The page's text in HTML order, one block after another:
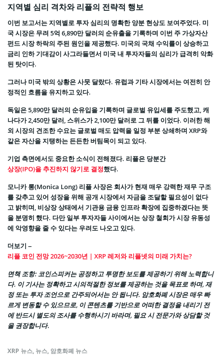
지역별 심리 격차와 리플의 전략적 행보
이번 보고서는 지역별로 투자 심리의 명확한 양분 현상도 보여주었다. 미
국 시장은 무려 5억 6,890만 달러의 순유출을 기록하며 이번 주 가상자산
펀드 시장 하락의 주된 원인을 제공했다. 미국의 국채 수익률이 상승하고
금리 인하 기대감이 사그라들면서 미국 내 투자자들의 심리가 급격히 악화
된 탓이다.
그러나 미국 밖의 상황은 사뭇 달랐다. 유럽과 기타 시장에서는 여전히 안
정적인 흐름을 유지하고 있다.
독일은 5,890만 달러의 순유입을 기록하며 글로벌 유입세를 주도했고, 캐
나다가 2,450만 달러, 스위스가 2,100만 달러로 그 뒤를 이었다. 이러한 해
외 시장의 견조한 수요는 글로벌 매도 압력을 일정 부분 상쇄하며 XRP와
같은 자산을 지탱하는 든든한 버팀목이 되고 있다.
기업 측면에서도 중요한 소식이 전해졌다. 리플은 당분간
상장(IPO)을 추진하지 않기로 결정했다.
모니카 롱(Monica Long) 리플 사장은 회사가 현재 매우 강력한 재무 구조
를 갖추고 있어 성장을 위해 공개 시장에서 자금을 조달할 필요성이 없다
고 밝히며, 비상장 상태에서 기관용 금융 인프라 확장에 집중하겠다는 뜻
을 분명히 했다. 다만 일부 투자자들 사이에서는 상장 철회가 시장 유동성
에 악영향을 줄 수 있다는 우려도 나오고 있다.
더보기 –
리플 코인 전망 2026~2030년 | XRP 레저와 리플넷의 미래 가치는?
면책 조항: 코인스피커는 공정하고 투명한 보도를 제공하기 위해 노력합니
다. 이 기사는 정확하고 시의적절한 정보를 제공하는 것을 목표로 하며, 재
정 또는 투자 조언으로 간주되어서는 안 됩니다. 암호화폐 시장은 매우 빠
르게 변동할 수 있으므로, 이 콘텐츠를 기반으로 어떠한 결정을 내리기 전
에 반드시 별도의 조사를 수행하시기 바라며, 필요 시 전문가와 상담할 것
을 권장합니다.
XRP 뉴스, 뉴스, 암호화폐 뉴스